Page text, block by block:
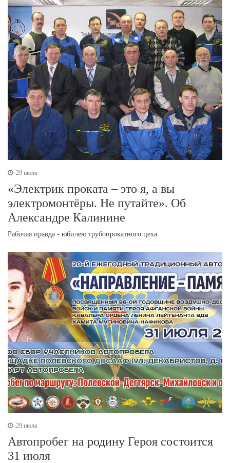
29 июля
«Электрик проката – это я, а вы
электромонтёры. Не путайте». Об
Александре Калинине
Рабочая правда - юбилею трубопрокатного цеха
29 июля
Автопробег на родину Героя состоится
31 июля